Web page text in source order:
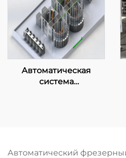
Автоматическая
система
Автоматический